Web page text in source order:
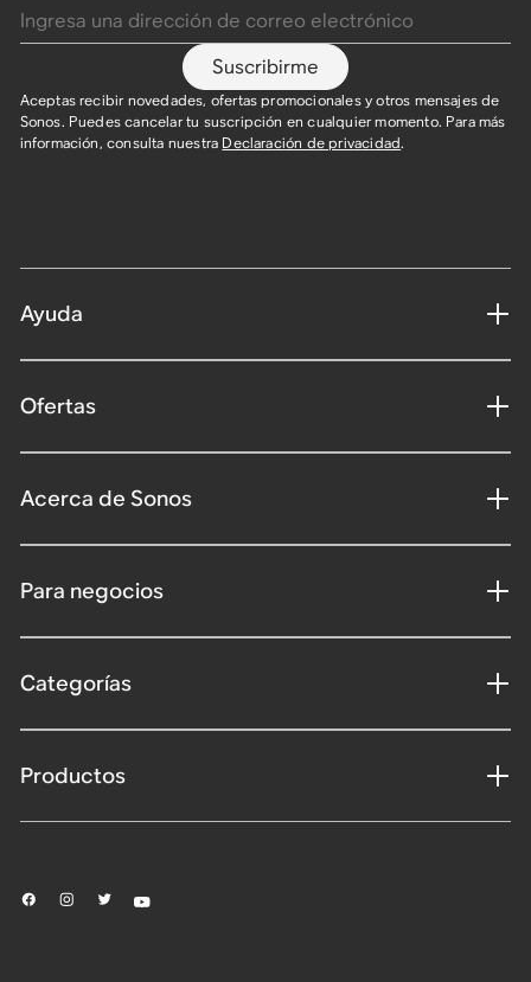
Suscribirme
Aceptas recibir novedades, ofertas promocionales y otros mensajes de
Sonos. Puedes cancelar tu suscripción en cualquier momento. Para más
información, consulta nuestra Declaración de privacidad.​
Ayuda
Ofertas
Acerca de Sonos
Para negocios
Categorías
Productos